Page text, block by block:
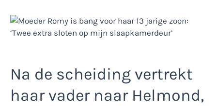
Na de scheiding vertrekt
haar vader naar Helmond,